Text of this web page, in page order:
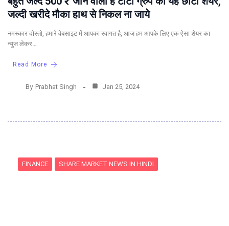
जल्दी खरीदे मौका हाथ से निकल ना जाये
नमस्कार दोस्तो, हमारे वेबसाइट में आपका स्वागत है, आज हम आपके लिए एक ऐसा शेयर का
न्युज लेकर…
Read More
By Prabhat Singh Jan 25, 2024
FINANCE SHARE MARKET NEWS IN HINDI